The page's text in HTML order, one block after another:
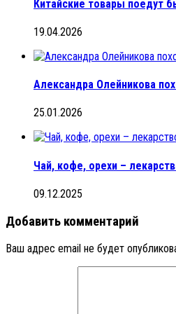
Китайские товары поедут
19.04.2026
Александра Олейникова
25.01.2026
Чай, кофе, орехи –
09.12.2025
Добавить комментарий
Ваш адрес email не будет